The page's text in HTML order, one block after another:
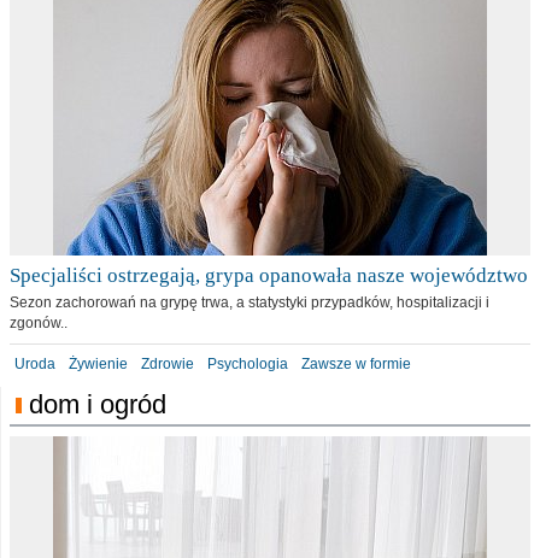
Specjaliści ostrzegają, grypa opanowała nasze województwo
Sezon zachorowań na grypę trwa, a statystyki przypadków, hospitalizacji i
zgonów..
Uroda Żywienie Zdrowie Psychologia Zawsze w formie
dom i ogród